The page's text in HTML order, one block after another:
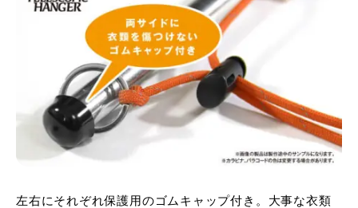
左右にそれぞれ保護用のゴムキャップ付き。大事な衣類